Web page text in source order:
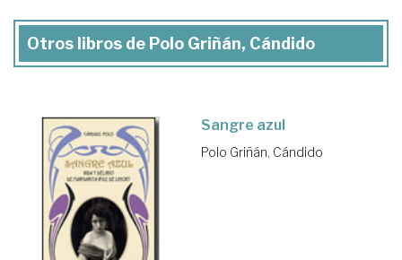
Otros libros de Polo Griñán, Cándido
Sangre azul
Polo Griñán, Cándido